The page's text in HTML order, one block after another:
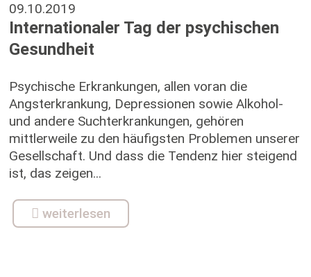
09.10.2019
Internationaler Tag der psychischen
Gesundheit
Psychische Erkrankungen, allen voran die
Angsterkrankung, Depressionen sowie Alkohol-
und andere Suchterkrankungen, gehören
mittlerweile zu den häufigsten Problemen unserer
Gesellschaft. Und dass die Tendenz hier steigend
ist, das zeigen...
weiterlesen